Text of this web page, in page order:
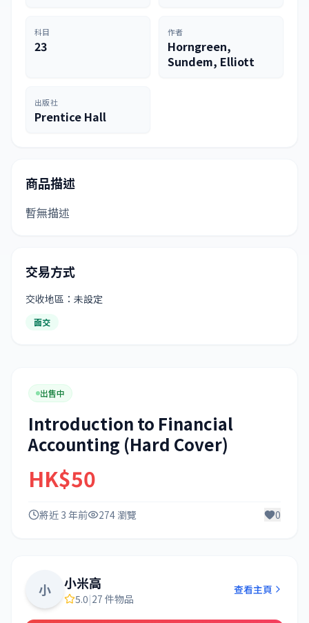
科目
23
作者
Horngreen,
Sundem, Elliott
出版社
Prentice Hall
商品描述
暫無描述
交易方式
交收地區：未設定
面交
出售中
Introduction to Financial
Accounting (Hard Cover)
HK$50
將近 3 年前 274 瀏覽 0
小 小米高
5.0|27 件物品
查看主頁